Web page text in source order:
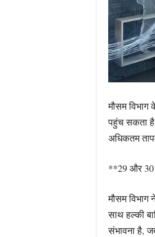
मौसम
पहुंच सकता
अधिकतम
**29 और 30
मौसम
साथ हल्की
संभावना है,